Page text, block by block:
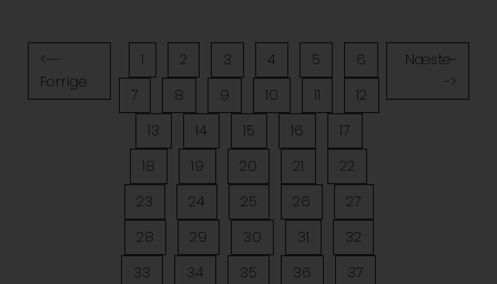
<--
Forrige
1 2 3 4 5
6
7
8 9 10 11
12
13
14 15 16
17
18
19 20 21
22
23
24 25 26
27
28
29 30 31
32
33
34 35 36
37
Næste-
->